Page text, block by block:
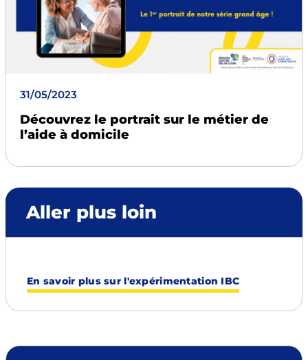
31/05/2023
Découvrez le portrait sur le métier de
l’aide à domicile
Aller plus loin
En savoir plus sur l'expérimentation IBC